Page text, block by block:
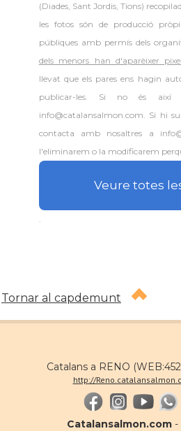
Consolat Consolat
Consolat Consolat
Consolat Consolat
Ambaixada
Ambaixada
(Diades, Sant Jordis, Tions)
les fotos són de producció
públiques amb permís dels
dels menors han d'aparèixer
llevat que els pares ens hagin
publicar-les. Si no és així
info@catalansalmon.com. Si hi
contacta amb nosaltres a
l'eliminarem o la modificarem
Veure totes
Tornar al capdemunt
Catalans a RENO
http://
Catalansalmon.com -